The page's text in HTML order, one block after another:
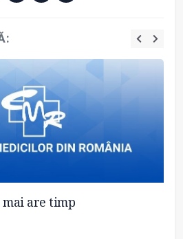
mai are timp